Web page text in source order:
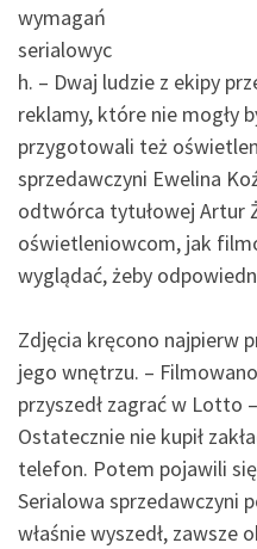
wymagań
serialowyc
h. – Dwaj ludzie z ekipy
reklamy, które nie mogły
przygotowali też
sprzedawczyni Ewelina
odtwórca tytułowej Artur
oświetleniowcom, jak
wyglądać, żeby
Zdjęcia kręcono najpierw
jego wnętrzu. –
przyszedł zagrać w Lotto
Ostatecznie nie kupił
telefon. Potem pojawili
Serialowa sprzedawczyni
właśnie wyszedł, zawsze